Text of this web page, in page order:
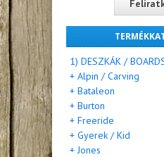
1) DESZKÁK /
+ Alpin / Carving
+ Bataleon
+ Burton
+ Freeride
+ Gyerek / Kid
+ Jones